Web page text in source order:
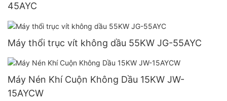
45AYC
Máy thổi trục vít không dầu 55KW JG-55AYC
Máy Nén Khí Cuộn Không Dầu 15KW JW-
15AYCW